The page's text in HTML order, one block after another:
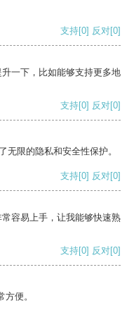
支持[0] 反对[0]
一下，比如能够支持更多地
支持[0] 反对[0]
无限的隐私和安全性保护。
支持[0] 反对[0]
容易上手，让我能够快速熟
支持[0] 反对[0]
便。